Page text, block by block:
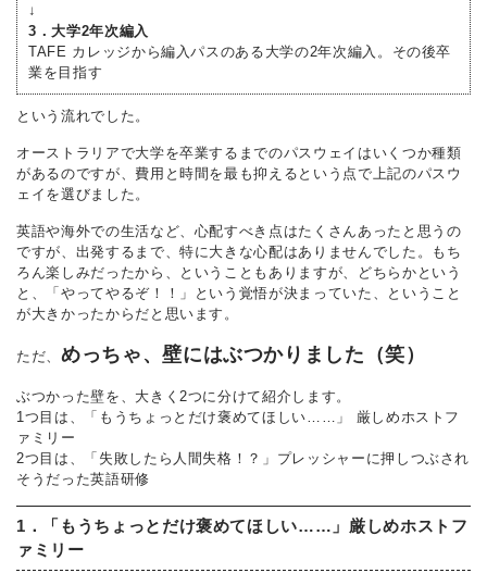
↓
3．大学2年次編入
TAFE カレッジから編入パスのある大学の2年次編入。その後卒
業を目指す
という流れでした。
オーストラリアで大学を卒業するまでのパスウェイはいくつか種類
があるのですが、費用と時間を最も抑えるという点で上記のパスウ
ェイを選びました。
英語や海外での生活など、心配すべき点はたくさんあったと思うの
ですが、出発するまで、特に大きな心配はありませんでした。もち
ろん楽しみだったから、ということもありますが、どちらかという
と、「やってやるぞ！！」という覚悟が決まっていた、ということ
が大きかったからだと思います。
ただ、 めっちゃ、壁にはぶつかりました（笑）
ぶつかった壁を、大きく2つに分けて紹介します。
1つ目は、「もうちょっとだけ褒めてほしい……」 厳しめホストフ
ァミリー
2つ目は、「失敗したら人間失格！？」プレッシャーに押しつぶされ
そうだった英語研修
1．「もうちょっとだけ褒めてほしい……」厳しめホストフ
ァミリー